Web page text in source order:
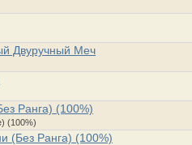
Двуручный Меч
Ранга) (100%)
(100%)
(Без Ранга) (100%)